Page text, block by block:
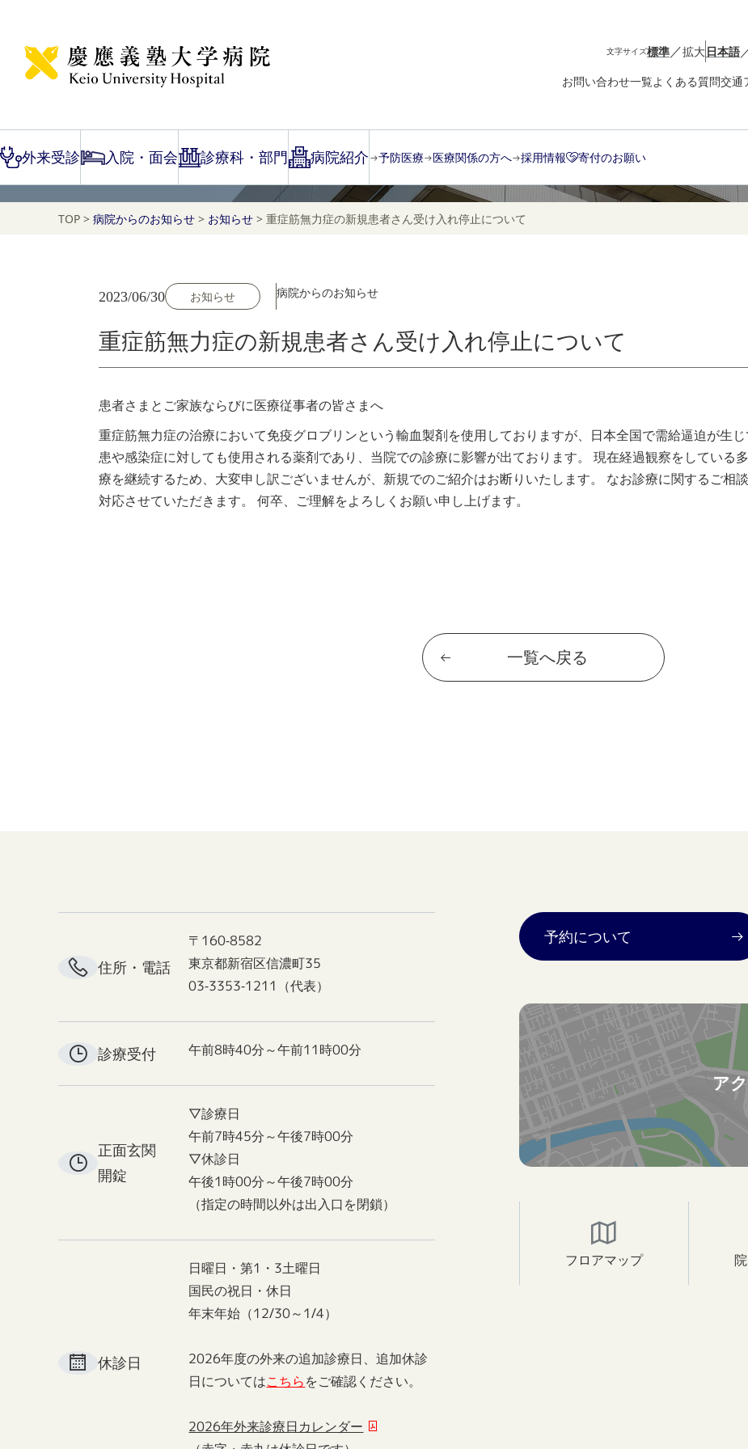
文字サイズ標準／拡大日本語
お問い合わせ一覧よくある質問交通
外来受診 入院・面会 診療科・部門 病院紹介 予防医療 医療関係の方へ 採用情報 寄付のお願い
NEWS
TOP > 病院からのお知らせ > お知らせ > 重症筋無力症の新規患者さん受け入れ停止について
2023/06/30 お知らせ 病院からのお知らせ
重症筋無力症の新規患者さん受け入れ停止について
患者さまとご家族ならびに医療従事者の皆さまへ
重症筋無力症の治療において免疫グロブリンという輸血製剤を使用しておりますが、日本全国で需給逼迫が生じ
患や感染症に対しても使用される薬剤であり、当院での診療に影響が出ております。
現在経過観察をしている
療を継続するため、大変申し訳ございませんが、新規でのご紹介はお断りいたします。
なお診療に関するご相
対応させていただきます。
何卒、ご理解をよろしくお願い申し上げます。
一覧へ戻る
住所・電話
〒160-8582
東京都新宿区信濃町35
03-3353-1211（代表）
診療受付 午前8時40分～午前11時00分
正面玄関
開錠
▽診療日
午前7時45分～午後7時00分
▽休診日
午後1時00分～午後7時00分
（指定の時間以外は出入口を閉鎖）
休診日
日曜日・第1・3土曜日
国民の祝日・休日
年末年始（12/30～1/4）
2026年度の外来の追加診療日、追加休診
日についてはこちらをご確認ください。
2026年外来診療日カレンダー
予約について
ア
フロアマップ